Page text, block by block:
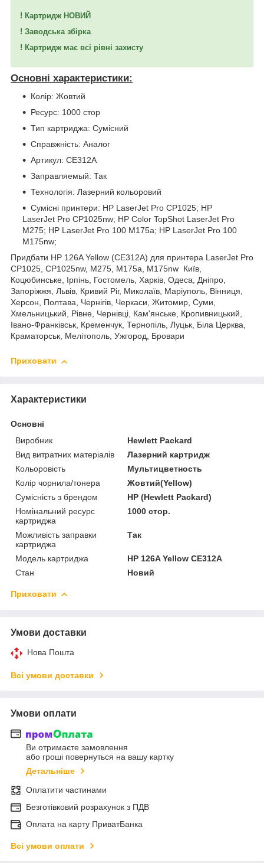
! Картридж НОВИЙ
! Заводська збірка
! Картридж має всі рівні захисту
Основні характеристики:
Колір: Жовтий
Ресурс: 1000 стор
Тип картриджа: Сумісний
Справжність: Аналог
Артикул: CE312A
Заправляемый: Так
Технологія: Лазерний кольоровий
Сумісні принтери: HP LaserJet Pro CP1025; HP
LaserJet Pro CP1025nw; HP Color TopShot LaserJet Pro
M275; HP LaserJet Pro 100 M175a; HP LaserJet Pro 100
M175nw;
Придбати HP 126A Yellow (CE312A) для принтера LaserJet Pro
CP1025, CP1025nw, M275, M175a, M175nw Київ,
Коцюбинське, Ірпінь, Гостомель, Харків, Одеса, Дніпро,
Запоріжжя, Львів, Кривий Ріг, Миколаїв, Маріуполь, Вінниця,
Херсон, Полтава, Чернігів, Черкаси, Житомир, Суми,
Хмельницький, Рівне, Чернівці, Кам'янське, Кропивницький,
Івано-Франківськ, Кременчук, Тернопіль, Луцьк, Біла Церква,
Краматорськ, Мелітополь, Ужгород, Бровари
Приховати
Характеристики
Основні
Виробник
Hewlett Packard
Вид витратних матеріалів
Лазерний картридж
Кольоровість
Мультицветность
Колір чорнила/тонера
Жовтий(Yellow)
Сумісність з брендом
HP (Hewlett Packard)
Номінальний ресурс
картриджа
1000 стор.
Можливість заправки
картриджа
Так
Модель картриджа
HP 126A Yellow CE312A
Стан
Новий
Приховати
Умови доставки
Нова Пошта
Всі умови доставки
Умови оплати
Ви отримаєте замовлення
або гроші повернуться на вашу картку
Детальніше
Оплатити частинами
Безготівковий розрахунок з ПДВ
Оплата на карту ПриватБанка
Всі умови оплати